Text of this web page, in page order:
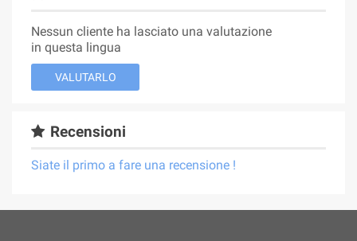
Nessun cliente ha lasciato una valutazione
in questa lingua
VALUTARLO
Recensioni
Siate il primo a fare una recensione !